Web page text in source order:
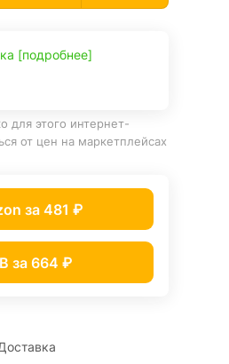
[подробнее]
для этого интернет-
от цен на маркетплейсах
за 481 ₽
за 664 ₽